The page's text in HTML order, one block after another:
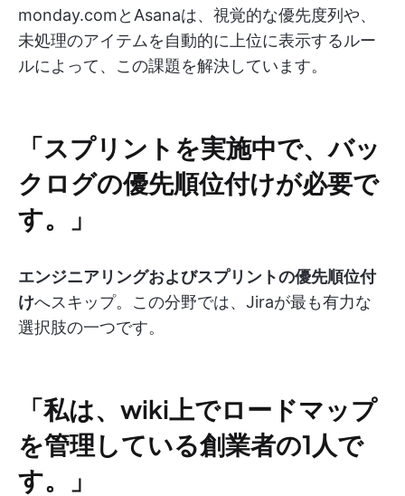
monday.comとAsanaは、視覚的な優先度列や、
未処理のアイテムを自動的に上位に表示するルー
ルによって、この課題を解決しています。
「スプリントを実施中で、バッ
クログの優先順位付けが必要で
す。」
エンジニアリングおよびスプリントの優先順位付
けへスキップ。この分野では、Jiraが最も有力な
選択肢の一つです。
「私は、wiki上でロードマップ
を管理している創業者の1人で
す。」